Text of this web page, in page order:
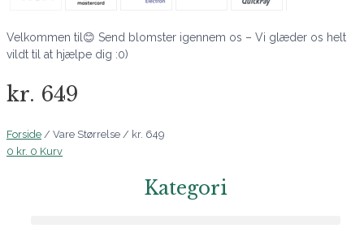
Velkommen til😊 Send blomster igennem os – Vi glæder os helt
vildt til at hjælpe dig :0)
kr. 649
Forside / Vare Størrelse / kr. 649
0 kr. 0 Kurv
Kategori